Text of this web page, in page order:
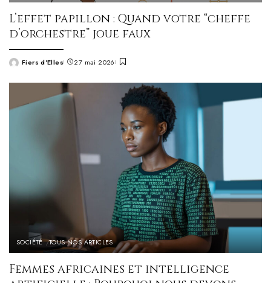
L’effet papillon : Quand votre “cheffe
d’orchestre” joue faux
PostedFiers d'Elles 27 mai 2026
SOCIÉTÉ TOUS NOS ARTICLES
Femmes africaines et intelligence